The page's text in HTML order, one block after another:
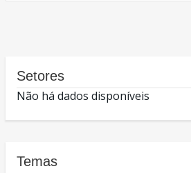
Setores
Não há dados disponíveis
Temas